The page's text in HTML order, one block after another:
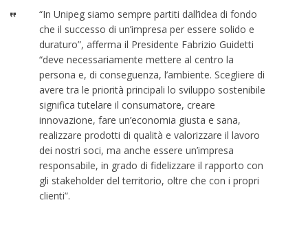
“In Unipeg siamo sempre partiti dall’idea di fondo
che il successo di un’impresa per essere solido e
duraturo”, afferma il Presidente Fabrizio Guidetti
“deve necessariamente mettere al centro la
persona e, di conseguenza, l’ambiente. Scegliere di
avere tra le priorità principali lo sviluppo sostenibile
significa tutelare il consumatore, creare
innovazione, fare un’economia giusta e sana,
realizzare prodotti di qualità e valorizzare il lavoro
dei nostri soci, ma anche essere un’impresa
responsabile, in grado di fidelizzare il rapporto con
gli stakeholder del territorio, oltre che con i propri
clienti”.